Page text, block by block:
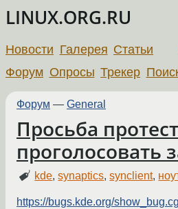
LINUX.ORG.RU
Новости Галерея Статьи
Форум Опросы Трекер
Форум — General
Просьба
проголосовать
kde,synaptics,synclient,
https://bugs.kde.org/